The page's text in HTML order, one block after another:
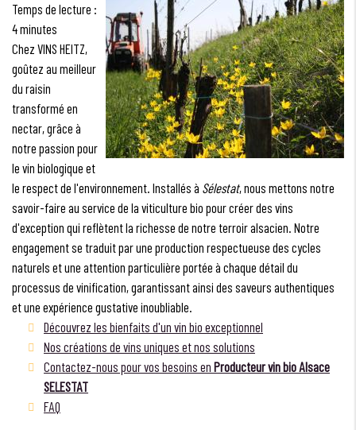
Temps de lecture :
4 minutes
Chez VINS HEITZ,
goûtez au meilleur
du raisin
transformé en
nectar, grâce à
notre passion pour
le vin biologique et
le respect de l'environnement. Installés à Sélestat, nous mettons notre
savoir-faire au service de la viticulture bio pour créer des vins
d'exception qui reflètent la richesse de notre terroir alsacien. Notre
engagement se traduit par une production respectueuse des cycles
naturels et une attention particulière portée à chaque détail du
processus de vinification, garantissant ainsi des saveurs authentiques
et une expérience gustative inoubliable.
Découvrez les bienfaits d'un vin bio exceptionnel
Nos créations de vins uniques et nos solutions
Contactez-nous pour vos besoins en Producteur vin bio Alsace
SELESTAT
FAQ